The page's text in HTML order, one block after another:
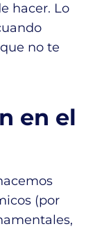
hacer. Lo
no te
en el
(por